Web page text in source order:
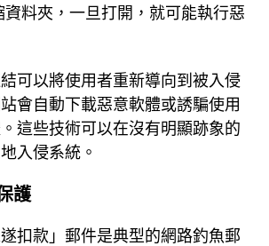
料夾，一旦打開，就可能執行惡
可以將使用者重新導向到被入侵
會自動下載惡意軟體或誘騙使用
這些技術可以在沒有明顯跡象的
入侵系統。
護
遂扣款」郵件是典型的網路釣魚郵